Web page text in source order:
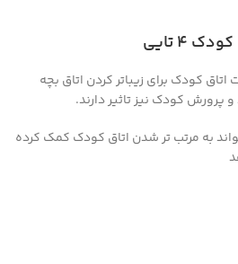
۴ تایی
کودک برای زیباتر کردن اتاق بچه
پرورش کودک نیز تاثیر دارند.
به مرتب تر شدن اتاق کودک کمک کرده